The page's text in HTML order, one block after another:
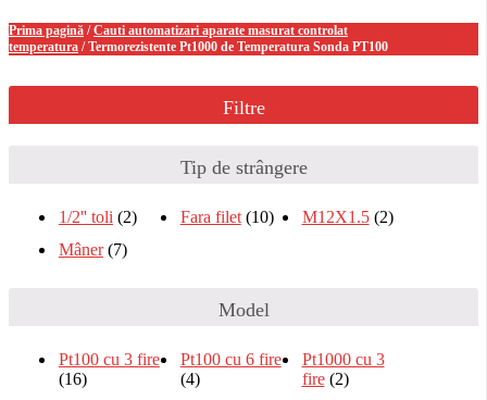
Prima pagină /Cauti automatizari aparate masurat controlat
temperatura / Termorezistente Pt1000 de Temperatura Sonda PT100
Filtre
Tip de strângere
1/2'' toli (2) Fara filet (10) M12X1.5 (2)
Mâner (7)
Model
Pt100 cu 3 fire
(16)
Pt100 cu 6 fire
(4)
Pt1000 cu 3
fire (2)